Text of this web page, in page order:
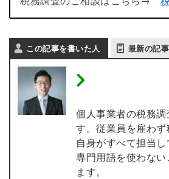
この記事を書いた人 最新の記事
個人事業者の税務調
す。従業員を雇わ
自身がすべて担当
専門用語を使わな
ます。